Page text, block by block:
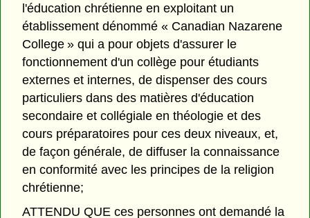
l'éducation chrétienne en exploitant un
établissement dénommé « Canadian Nazarene
College » qui a pour objets d'assurer le
fonctionnement d'un collège pour étudiants
externes et internes, de dispenser des cours
particuliers dans des matières d'éducation
secondaire et collégiale en théologie et des
cours préparatoires pour ces deux niveaux, et,
de façon générale, de diffuser la connaissance
en conformité avec les principes de la religion
chrétienne;
ATTENDU QUE ces personnes ont demandé la